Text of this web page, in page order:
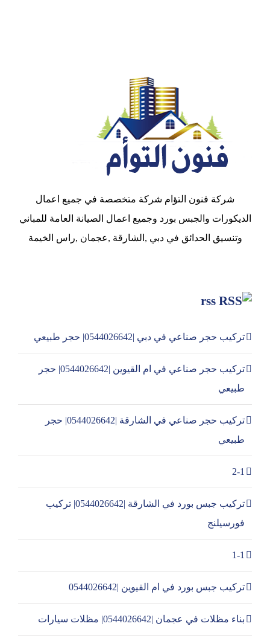
شركة فنون التؤام شركة متخصصة في جميع اعمال
الديكورات والجبس بورد وجميع اعمال الصيانة العامة للمباني
وتنسيق الحدائق في دبي ,الشارقة ,عجمان ,راس الخيمة
rss
تركيب حجر صناعي في دبي |0544026642| حجر طبيعي
تركيب حجر صناعي في ام القيوين |0544026642| حجر
طبيعي
تركيب حجر صناعي في الشارقة |0544026642| حجر
طبيعي
2-1
تركيب جبس بورد في الشارقة |0544026642| تركيب
فورسيلنج
1-1
تركيب جبس بورد في ام القيوين |0544026642
بناء مظلات في عجمان |0544026642| مظلات سيارات